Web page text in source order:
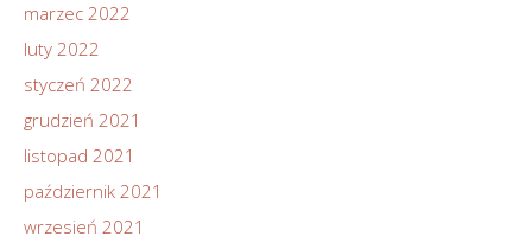
marzec 2022
luty 2022
styczeń 2022
grudzień 2021
listopad 2021
październik 2021
wrzesień 2021